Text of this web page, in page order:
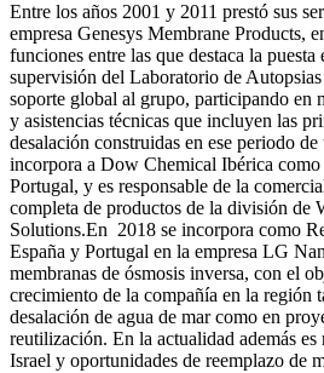
Entre los años 2001 y 2011 prestó sus
empresa Genesys Membrane Products,
funciones entre las que destaca la
supervisión del Laboratorio de
soporte global al grupo, participando en
y asistencias técnicas que incluyen las
desalación construidas en ese periodo de
incorpora a Dow Chemical Ibérica
Portugal, y es responsable de la
completa de productos de la división de
Solutions.En 2018 se incorpora como
España y Portugal en la empresa LG
membranas de ósmosis inversa, con el
crecimiento de la compañía en la región
desalación de agua de mar como en
reutilización. En la actualidad además es
Israel y oportunidades de reemplazo de